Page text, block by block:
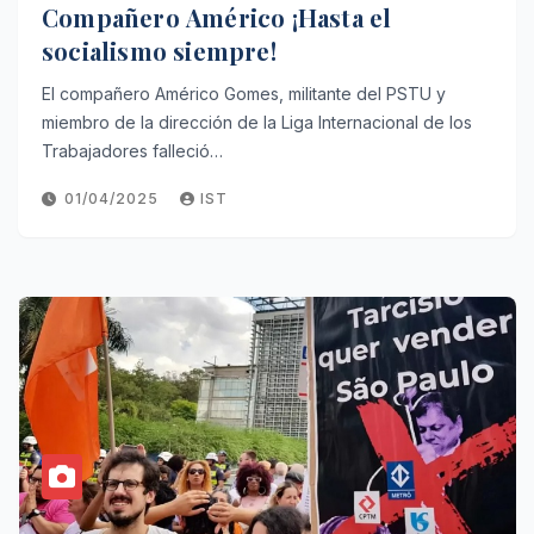
Compañero Américo ¡Hasta el
socialismo siempre!
El compañero Américo Gomes, militante del PSTU y
miembro de la dirección de la Liga Internacional de los
Trabajadores falleció…
01/04/2025 IST